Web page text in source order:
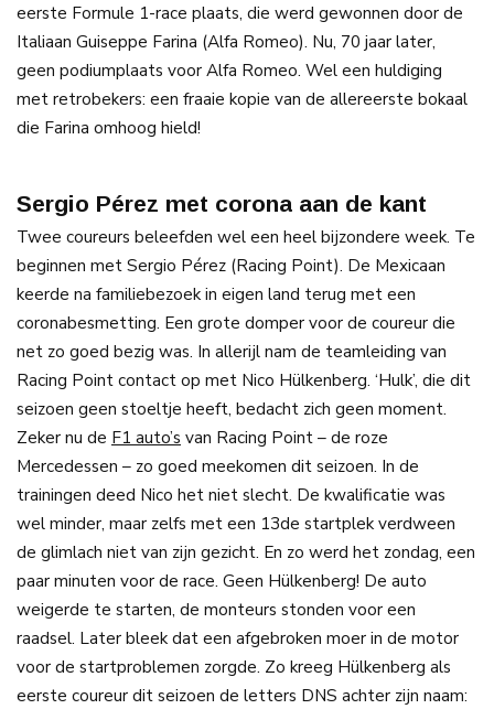
eerste Formule 1-race plaats, die werd gewonnen door de
Italiaan Guiseppe Farina (Alfa Romeo). Nu, 70 jaar later,
geen podiumplaats voor Alfa Romeo. Wel een huldiging
met retrobekers: een fraaie kopie van de allereerste bokaal
die Farina omhoog hield!
Sergio Pérez met corona aan de kant
Twee coureurs beleefden wel een heel bijzondere week. Te
beginnen met Sergio Pérez (Racing Point). De Mexicaan
keerde na familiebezoek in eigen land terug met een
coronabesmetting. Een grote domper voor de coureur die
net zo goed bezig was. In allerijl nam de teamleiding van
Racing Point contact op met Nico Hülkenberg. ‘Hulk’, die dit
seizoen geen stoeltje heeft, bedacht zich geen moment.
Zeker nu de F1 auto’s van Racing Point – de roze
Mercedessen – zo goed meekomen dit seizoen. In de
trainingen deed Nico het niet slecht. De kwalificatie was
wel minder, maar zelfs met een 13de startplek verdween
de glimlach niet van zijn gezicht. En zo werd het zondag, een
paar minuten voor de race. Geen Hülkenberg! De auto
weigerde te starten, de monteurs stonden voor een
raadsel. Later bleek dat een afgebroken moer in de motor
voor de startproblemen zorgde. Zo kreeg Hülkenberg als
eerste coureur dit seizoen de letters DNS achter zijn naam: